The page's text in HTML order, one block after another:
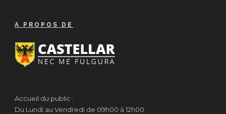
A PROPOS DE
Accueil du public :
Du Lundi au Vendredi de 09h00 à 12h00